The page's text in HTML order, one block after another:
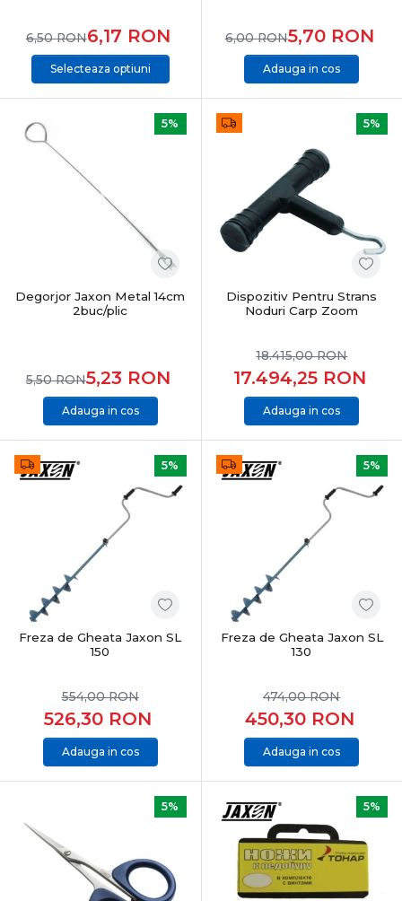
6,17 RON
6,50RON
Selecteaza optiuni
5,70 RON
6,00RON
Adauga in cos
5%
Degorjor Jaxon Metal 14cm
2buc/plic
5,23 RON
5,50RON
Adauga in cos
5%
Dispozitiv Pentru Strans
Noduri Carp Zoom
17.494,25 RON
18.415,00RON
Adauga in cos
5%
Freza de Gheata Jaxon SL
150
526,30 RON
554,00RON
Adauga in cos
5%
Freza de Gheata Jaxon SL
130
450,30 RON
474,00RON
Adauga in cos
5% 5%